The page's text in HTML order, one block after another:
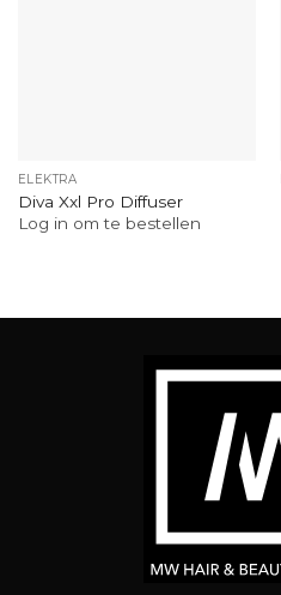
ELEKTRA
Diva Xxl Pro Diffuser
Log in om te bestellen